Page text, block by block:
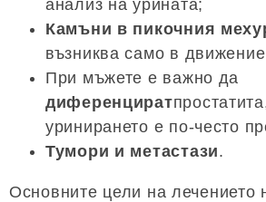
анализ на урината;
Камъни в пикочния
възниква само в
При мъжете е важно да
диференцират
уринирането е по-често
Тумори и метастази.
Основните цели на лечението